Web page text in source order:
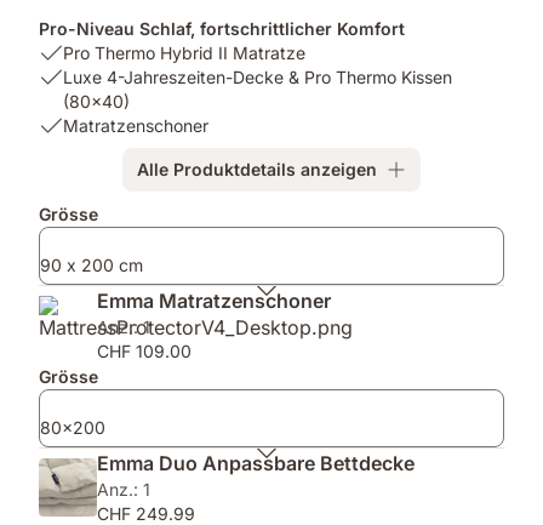
Pro-Niveau Schlaf, fortschrittlicher Komfort
USP
1:
Thermo
Pro Thermo Hybrid II Matratze
USP
Luxe
Jahreszeiten-
&
Thermo
Kissen
(80x40)
Luxe 4-Jahreszeiten-Decke & Pro Thermo Kissen
(80x40)
USP
Matratzenschoner
Matratzenschoner
Alle Produktdetails anzeigen
Zusatzprodukte
Grösse
90 x 200 cm
Emma Matratzenschoner
Anz.: 1
CHF 109.00
Grösse
80x200
Emma Duo Anpassbare Bettdecke
Anz.: 1
CHF 249.99